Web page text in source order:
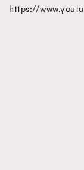
https://